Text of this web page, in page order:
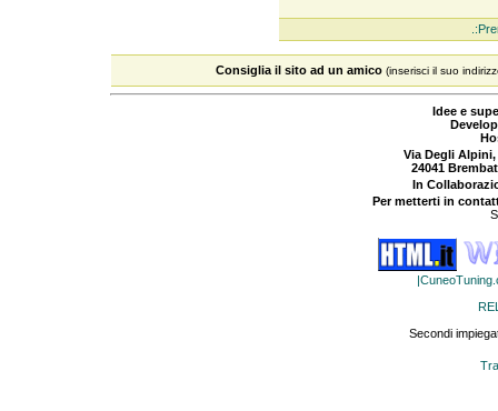
Consiglia il sito ad un amico (inserisci il suo
Idee e
Via Degli Alpini,
24041
In
Per metterti in
Secondi